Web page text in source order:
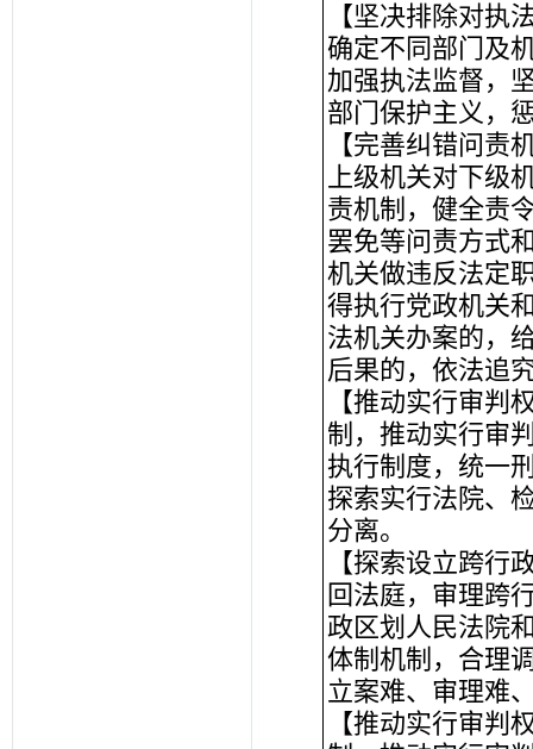
【坚决排除对执
确定不同部门及
加强执法监督，
部门保护主义，
【完善纠错问责
上级机关对下级
责机制，健全责
罢免等问责方式
机关做违反法定
得执行党政机关
法机关办案的，
后果的，依法追
【推动实行审判
制，推动实行审
执行制度，统一
探索实行法院、
分离。
【探索设立跨行
回法庭，审理跨
政区划人民法院
体制机制，合理
立案难、审理难
【推动实行审判